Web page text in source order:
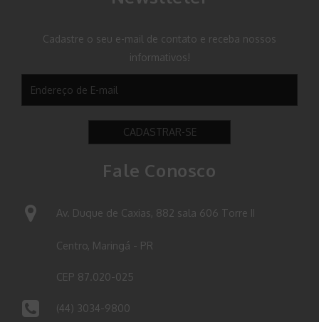
Cadastre o seu e-mail de contato e receba nossos
informativos!
CADASTRAR-SE
Fale Conosco
Av. Duque de Caxias, 882 sala 606 Torre II
Centro, Maringá - PR
CEP 87.020-025
(44) 3034-9800